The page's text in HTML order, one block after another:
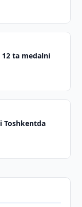
12 ta medalni
Toshkentda